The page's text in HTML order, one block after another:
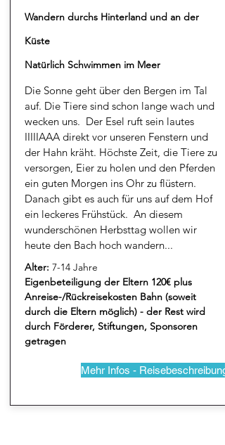
Wandern durchs Hinterland und an der
Küste
Natürlich Schwimmen im Meer
Die Sonne geht über den Bergen im Tal
auf. Die Tiere sind schon lange wach und
wecken uns. Der Esel ruft sein lautes
IIIIIAAA direkt vor unseren Fenstern und
der Hahn kräht. Höchste Zeit, die Tiere zu
versorgen, Eier zu holen und den Pferden
ein guten Morgen ins Ohr zu flüstern.
Danach gibt es auch für uns auf dem Hof
ein leckeres Frühstück. An diesem
wunderschönen Herbsttag wollen wir
heute den Bach hoch wandern...
Alter: 7-14 Jahre
Eigenbeteiligung der Eltern 120€ plus
Anreise-/Rückreisekosten Bahn (soweit
durch die Eltern möglich) - der Rest wird
durch Förderer, Stiftungen, Sponsoren
getragen
Mehr Infos - Reisebeschreibung